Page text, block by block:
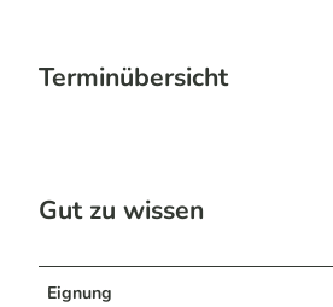
Terminübersicht
Gut zu wissen
Eignung